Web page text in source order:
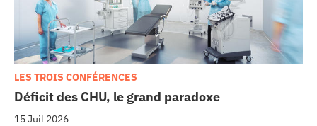
Déficit des CHU, le grand paradoxe
15 Juil 2026
LES TROIS CONFÉRENCES